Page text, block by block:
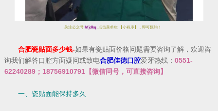
关注公众号hfjdkq,点击菜单栏 【小程序】，即可预约！
合肥瓷贴面多少钱-如果有瓷贴面价格问题需要咨询了解，欢迎咨
询我们解答口腔方面疑问或致电合肥佳德口腔爱牙热线： 0551-
62240289； 18756910791 【微信同号，可直接咨询】
一、瓷贴面能保持多久